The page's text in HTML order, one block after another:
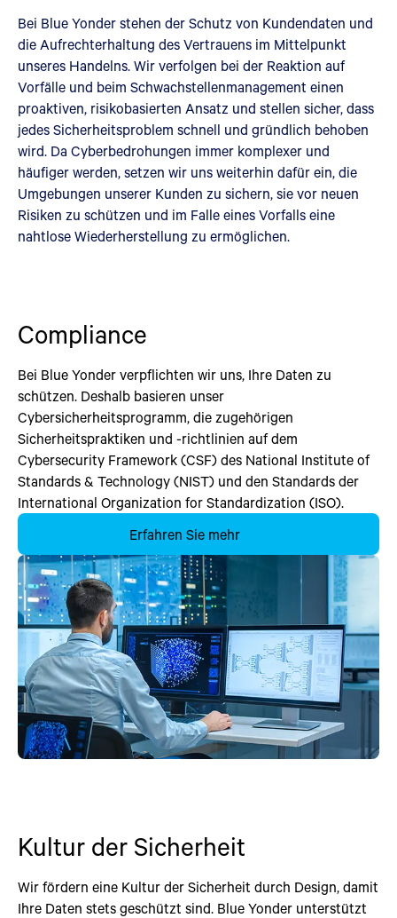
Bei Blue Yonder stehen der Schutz von Kundendaten und
die Aufrechterhaltung des Vertrauens im Mittelpunkt
unseres Handelns. Wir verfolgen bei der Reaktion auf
Vorfälle und beim Schwachstellenmanagement einen
proaktiven, risikobasierten Ansatz und stellen sicher, dass
jedes Sicherheitsproblem schnell und gründlich behoben
wird. Da Cyberbedrohungen immer komplexer und
häufiger werden, setzen wir uns weiterhin dafür ein, die
Umgebungen unserer Kunden zu sichern, sie vor neuen
Risiken zu schützen und im Falle eines Vorfalls eine
nahtlose Wiederherstellung zu ermöglichen.
Compliance
Bei Blue Yonder verpflichten wir uns, Ihre Daten zu
schützen. Deshalb basieren unser
Cybersicherheitsprogramm, die zugehörigen
Sicherheitspraktiken und -richtlinien auf dem
Cybersecurity Framework (CSF) des National Institute of
Standards & Technology (NIST) und den Standards der
International Organization for Standardization (ISO).
Erfahren Sie mehr
Kultur der Sicherheit
Wir fördern eine Kultur der Sicherheit durch Design, damit
Ihre Daten stets geschützt sind. Blue Yonder unterstützt